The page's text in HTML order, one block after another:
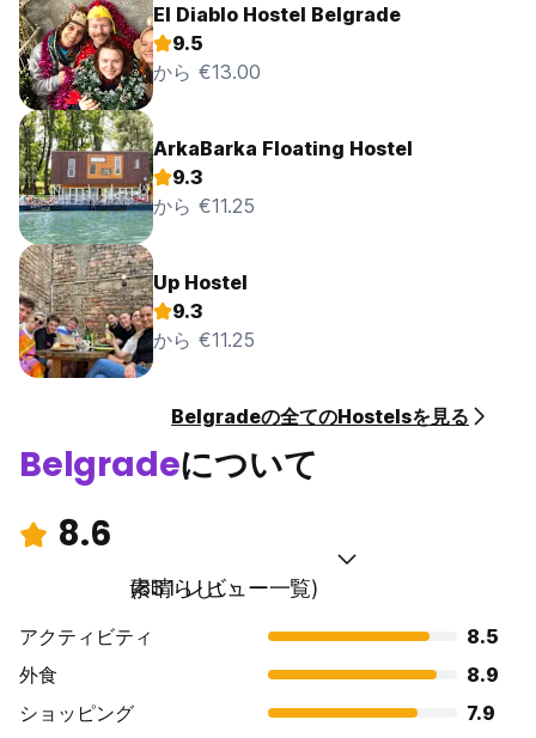
El Diablo Hostel Belgrade
9.5
から €13.00
ArkaBarka Floating Hostel
9.3
から €11.25
Up Hostel
9.3
から €11.25
Belgradeの全てのHostelsを見る
Belgradeについて
8.6
素晴らしい
(831 レビュー一覧)
アクティビティ
8.5
外食
8.9
ショッピング
7.9